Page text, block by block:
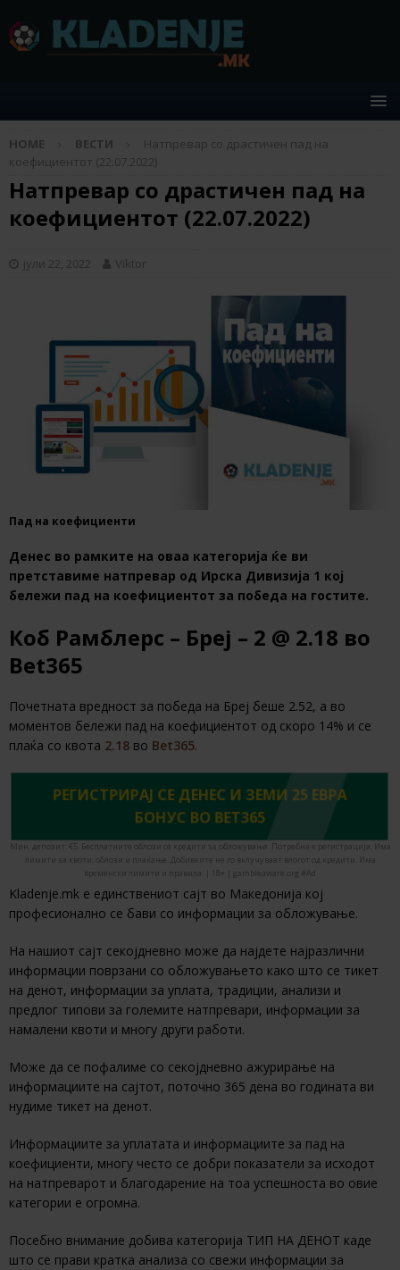
HOME ВЕСТИ
Натпревар со драстичен пад на
коефициентот (22.07.2022)
Натпревар со драстичен пад на
коефициентот (22.07.2022)
јули 22, 2022 Viktor
Пад на коефициенти
Денес во рамките на оваа категорија ќе ви
претставиме натпревар од Ирска Дивизија 1 кој
бележи пад на коефициентот за победа на гостите.
Коб Рамблерс – Бреј – 2 @ 2.18 во
Bet365
Почетната вредност за победа на Бреј беше 2.52, a во
моментов бележи пад на коефициентот од скоро 14% и се
плаќа со квота 2.18 во Bet365.
РЕГИСТРИРАЈ СЕ ДЕНЕС И ЗЕМИ 25 ЕВРА
БОНУС ВО BET365
Мин. депозит: €5. Бесплатните облози се кредити за обложување. Потребна е регистрација. Има
лимити за квоти, облози и плаќање. Добивките не го вклучуваат влогот од кредити. Има
временски лимити и правила. | 18+ | gambleaware.org #Ad
Kladenje.mk е единствениот сајт во Македонија кој
професионално се бави со информации за обложување.
На нашиот сајт секојдневно може да најдете најразлични
информации поврзани со обложувањето како што се тикет
на денот, информации за уплата, традиции, анализи и
предлог типови за големите натпревари, информации за
намалени квоти и многу други работи.
Може да се пофалиме со секојдневно ажурирање на
информациите на сајтот, поточно 365 дена во годината ви
нудиме тикет на денот.
Информациите за уплатата и информациите за пад на
коефициенти, многу често се добри показатели за исходот
на натпреварот и благодарение на тоа успешноста во овие
категории е огромна.
Посебно внимание добива категорија ТИП НА ДЕНОТ каде
што се прави кратка анализа со свежи информации за